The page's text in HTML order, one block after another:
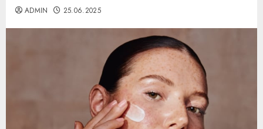
ADMIN 25.06.2025